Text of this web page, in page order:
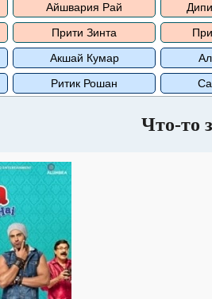
Айшвария Рай
Прити Зинта
Акшай Кумар
Ритик Рошан
Что-то